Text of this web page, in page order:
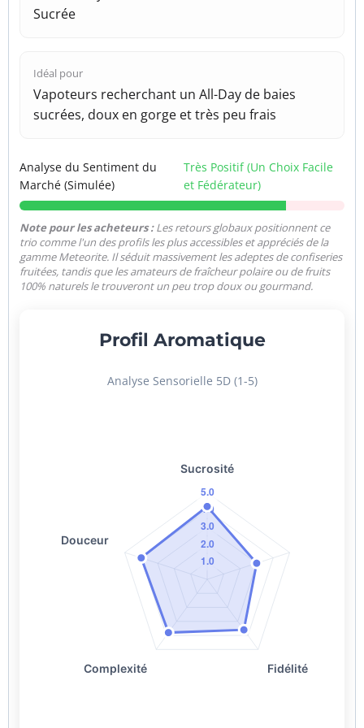
Sucrée
Idéal pour
Vapoteurs recherchant un All-Day de baies
sucrées, doux en gorge et très peu frais
Analyse du Sentiment du
Marché (Simulée)
Très Positif (Un Choix Facile
et Fédérateur)
Note pour les acheteurs :Les retours globaux positionnent ce
trio comme l'un des profils les plus accessibles et appréciés de la
gamme Meteorite. Il séduit massivement les adeptes de confiseries
fruitées, tandis que les amateurs de fraîcheur polaire ou de fruits
100% naturels le trouveront un peu trop doux ou gourmand.
Profil Aromatique
Analyse Sensorielle 5D (1-5)